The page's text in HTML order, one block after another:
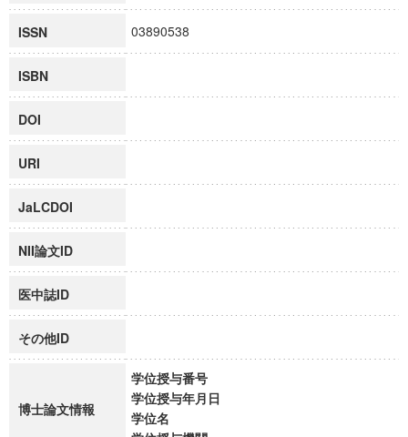
ISSN 03890538
ISBN
DOI
URI
JaLCDOI
NII論文ID
医中誌ID
その他ID
博士論文情報
学位授与番号
学位授与年月日
学位名